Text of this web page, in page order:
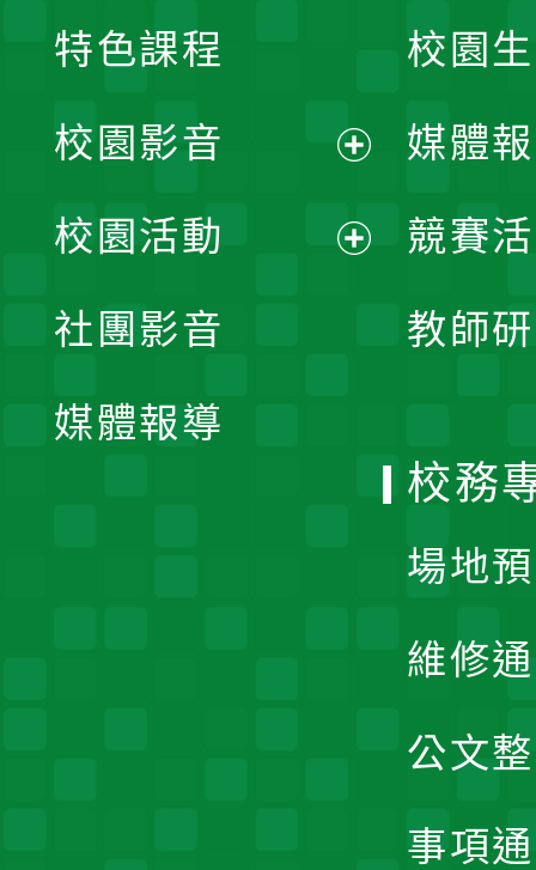
校園
媒體
競賽
教師
特色課程
校園影音
開
校園活動
社團影音
媒體報導
校務
場地
維修
公文
事項